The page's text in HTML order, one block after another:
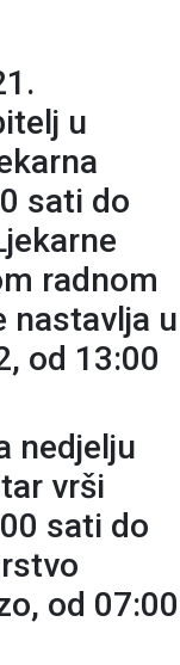
u
sati do
radnom
nastavlja u
od 13:00
nedjelju
vrši
sati do
od 07:00